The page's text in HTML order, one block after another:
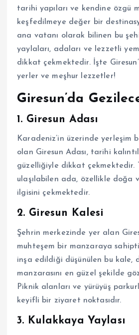
tarihi yapıları ve kendine özgü
keşfedilmeye değer bir
ana vatanı olarak bilinen bu
yaylaları, adaları ve lezzetli
dikkat çekmektedir. İşte
yerler ve meşhur lezzetler!
Giresun’da
1. Giresun Adası
Karadeniz’in üzerinde yerleşim
olan Giresun Adası, tarihi
güzelliğiyle dikkat çekmektedir.
ulaşılabilen ada, özellikle doğa
ilgisini çekmektedir.
2. Giresun Kalesi
Şehrin merkezinde yer alan
muhteşem bir manzaraya
inşa edildiği düşünülen bu kale,
manzarasını en güzel şekilde
Piknik alanları ve yürüyüş
keyifli bir ziyaret noktasıdır.
3. Kulakkaya Yaylası